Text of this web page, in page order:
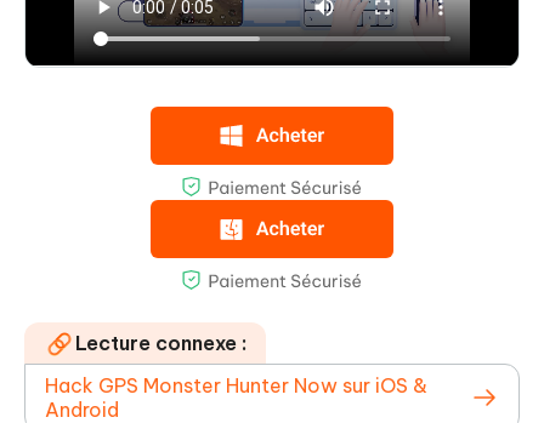
Lecture connexe :
Hack GPS Monster Hunter Now sur iOS &
Android